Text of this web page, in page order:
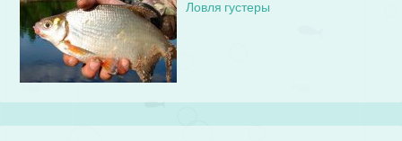
Ловля густеры